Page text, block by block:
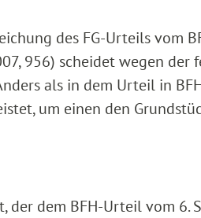
des FG-Urteils vom
956) scheidet wegen
als in dem Urteil in
um einen den
der dem BFH-Urteil vom 6.